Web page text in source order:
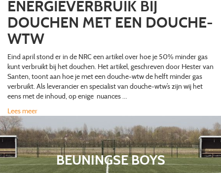
ENERGIEVERBRUIK BIJ
DOUCHEN MET EEN DOUCHE-
WTW
Eind april stond er in de NRC een artikel over hoe je 50% minder gas
kunt verbruikt bij het douchen. Het artikel, geschreven door Hester van
Santen, toont aan hoe je met een douche-wtw de helft minder gas
verbruikt. Als leverancier en specialist van douche-wtw’s zijn wij het
eens met de inhoud, op enige nuances …
Lees meer
BEUNINGSE BOYS